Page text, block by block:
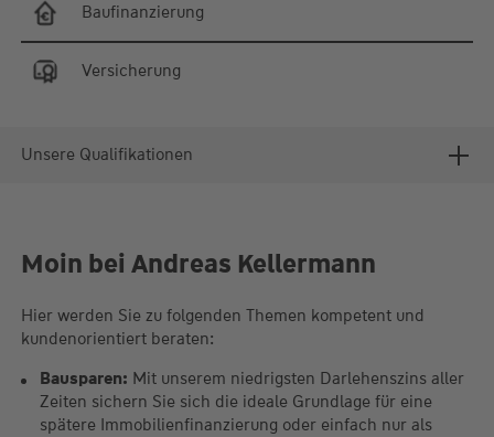
Baufinanzierung
Versicherung
Unsere Qualifikationen
Moin bei Andreas Kellermann
Hier werden Sie zu folgenden Themen kompetent und
kundenorientiert beraten:
Bausparen: Mit unserem niedrigsten Darlehenszins aller
Zeiten sichern Sie sich die ideale Grundlage für eine
spätere Immobilienfinanzierung oder einfach nur als